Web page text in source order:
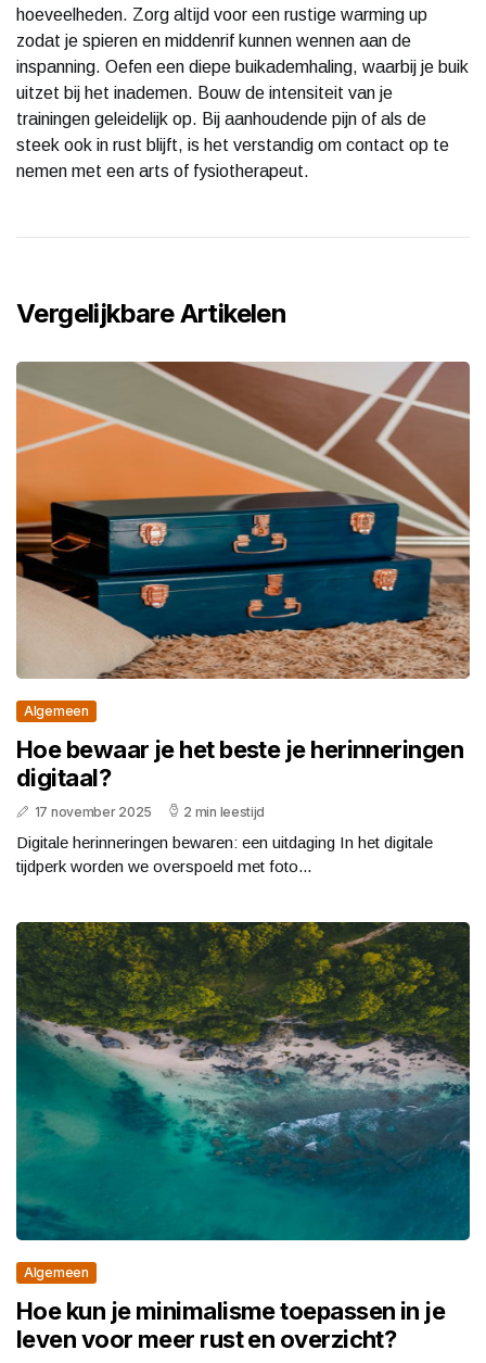
hoeveelheden. Zorg altijd voor een rustige warming up
zodat je spieren en middenrif kunnen wennen aan de
inspanning. Oefen een diepe buikademhaling, waarbij je buik
uitzet bij het inademen. Bouw de intensiteit van je
trainingen geleidelijk op. Bij aanhoudende pijn of als de
steek ook in rust blijft, is het verstandig om contact op te
nemen met een arts of fysiotherapeut.
Vergelijkbare Artikelen
Algemeen
Hoe bewaar je het beste je herinneringen
digitaal?
17 november 2025 2 min leestijd
Digitale herinneringen bewaren: een uitdaging In het digitale
tijdperk worden we overspoeld met foto...
Algemeen
Hoe kun je minimalisme toepassen in je
leven voor meer rust en overzicht?